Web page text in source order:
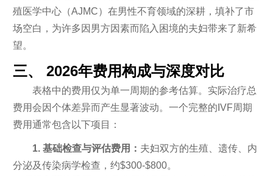
殖医学中心（AJMC）在男性不育领域的深耕，填补了市
场空白，为许多因男方因素而陷入困境的夫妇带来了新希
望。
三、 2026年费用构成与深度对比
表格中的费用仅为单一周期的参考估算。实际治疗总
费用会因个体差异而产生显著波动。一个完整的IVF周期
费用通常包含以下项目：
1. 基础检查与评估费用： 夫妇双方的生殖、遗传、内
分泌及传染病学检查，约$300-$800。